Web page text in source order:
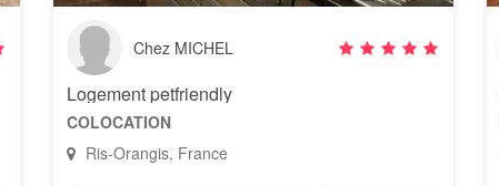
Chez MICHEL
Logement petfriendly
COLOCATION
Ris-Orangis, France